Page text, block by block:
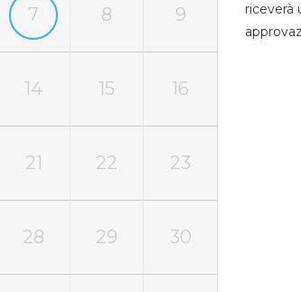
7 8 9
14 15 16
21 22 23
28 29 30
riceverà